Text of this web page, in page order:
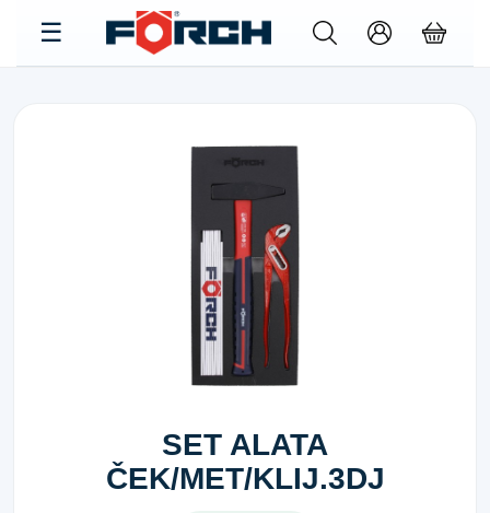
SET ALATA
ČEK/MET/KLIJ.3DJ